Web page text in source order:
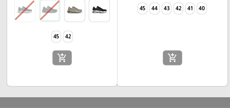
40
41
42
43
44
45
add_shopping_cart
42
45
add_shopping_cart